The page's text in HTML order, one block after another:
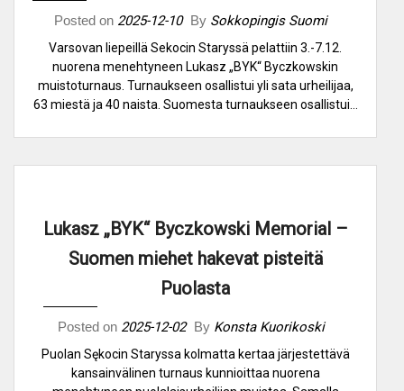
Posted on 2025-12-10 By Sokkopingis Suomi
Varsovan liepeillä Sekocin Staryssä pelattiin 3.-7.12.
nuorena menehtyneen Lukasz „BYK“ Byczkowskin
muistoturnaus. Turnaukseen osallistui yli sata urheilijaa,
63 miestä ja 40 naista. Suomesta turnaukseen osallistui…
Lukasz „BYK“ Byczkowski Memorial –
Suomen miehet hakevat pisteitä
Puolasta
Posted on 2025-12-02 By Konsta Kuorikoski
Puolan Sękocin Staryssa kolmatta kertaa järjestettävä
kansainvälinen turnaus kunnioittaa nuorena